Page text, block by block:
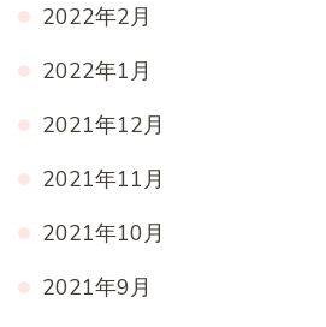
2022年2月
2022年1月
2021年12月
2021年11月
2021年10月
2021年9月